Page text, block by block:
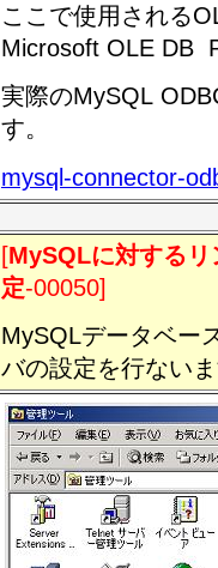
ここで使用される
Microsoft OLE DB
実際のMySQL
す。
mysql-connector-
[MySQLに対する
定-00050]
MySQLデータベー
バの設定を行ない